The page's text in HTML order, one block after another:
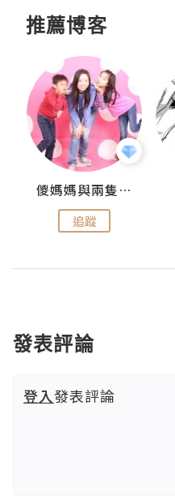
推薦博客
儍媽媽與兩隻小魔怪之家
追蹤
發表評論
登入發表評論